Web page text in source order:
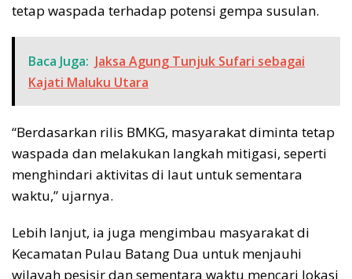
tetap waspada terhadap potensi gempa susulan.
Baca Juga: Jaksa Agung Tunjuk Sufari sebagai
Kajati Maluku Utara
“Berdasarkan rilis BMKG, masyarakat diminta tetap
waspada dan melakukan langkah mitigasi, seperti
menghindari aktivitas di laut untuk sementara
waktu,” ujarnya.
Lebih lanjut, ia juga mengimbau masyarakat di
Kecamatan Pulau Batang Dua untuk menjauhi
wilayah pesisir dan sementara waktu mencari lokasi